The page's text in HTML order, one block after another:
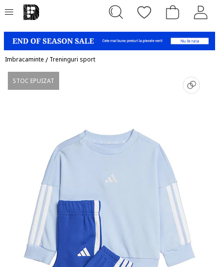
Imbracaminte / Treninguri sport
STOC EPUIZAT